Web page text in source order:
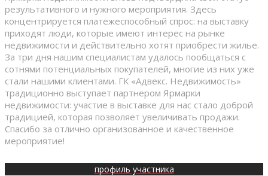
результативного и нужного мероприятия. Здесь
концентрируется платежеспособный спрос: на выставку
приходят люди, которые имеют интерес на рынке
недвижимости и действительно хотят приобрести жилье.
За три дня нашим специалистам удалось пообщаться с
сотнями потенциальных покупателей, многие из них уже
стали нашими клиентами. ГК «Адвекс. Недвижимость»
традиционно выступает партнером Ярмарки
недвижимости: участие в выставке для нас стало доброй
традицией, которая позволяет увеличивать продажи.
Спасибо за отлично организованное и качественное
мероприятие!
профиль участника